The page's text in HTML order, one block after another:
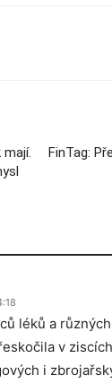
FinTag:
léků a
v
i